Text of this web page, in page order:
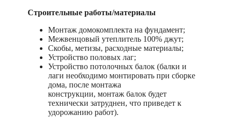
Строительные работы/материалы
Монтаж домокомплекта на фундамент;
Межвенцовый утеплитель 100% джут;
Скобы, метизы, расходные материалы;
Устройство половых лаг;
Устройство потолочных балок (балки и
лаги необходимо монтировать при сборке
дома, после монтажа
конструкции, монтаж балок будет
технически затруднен, что приведет к
удорожанию работ).